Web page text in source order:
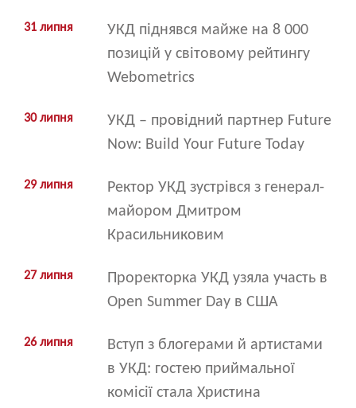
31 липня
УКД піднявся майже на 8 000
позицій у світовому рейтингу
Webometrics
30 липня
УКД – провідний партнер Future
Now: Build Your Future Today
29 липня
Ректор УКД зустрівся з генерал-
майором Дмитром
Красильниковим
27 липня
Проректорка УКД узяла участь в
Open Summer Day в США
26 липня
Вступ з блогерами й артистами
в УКД: гостею приймальної
комісії стала Христина